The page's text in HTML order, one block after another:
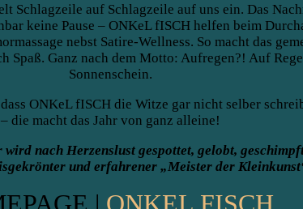
Schlagzeile auf Schlagzeile auf uns ein. Das
keine Pause – ONKeL fISCH helfen beim
nebst Satire-Wellness. So macht das
Spaß. Ganz nach dem Motto: Aufregen?! Auf
Sonnenschein.
ONKeL fISCH die Witze gar nicht selber
– die macht das Jahr von ganz alleine!
nach Herzenslust gespottet, gelobt,
und erfahrener „Meister der